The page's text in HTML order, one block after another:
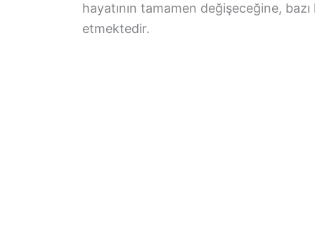
hayatının tamamen değişeceğine,
etmektedir.